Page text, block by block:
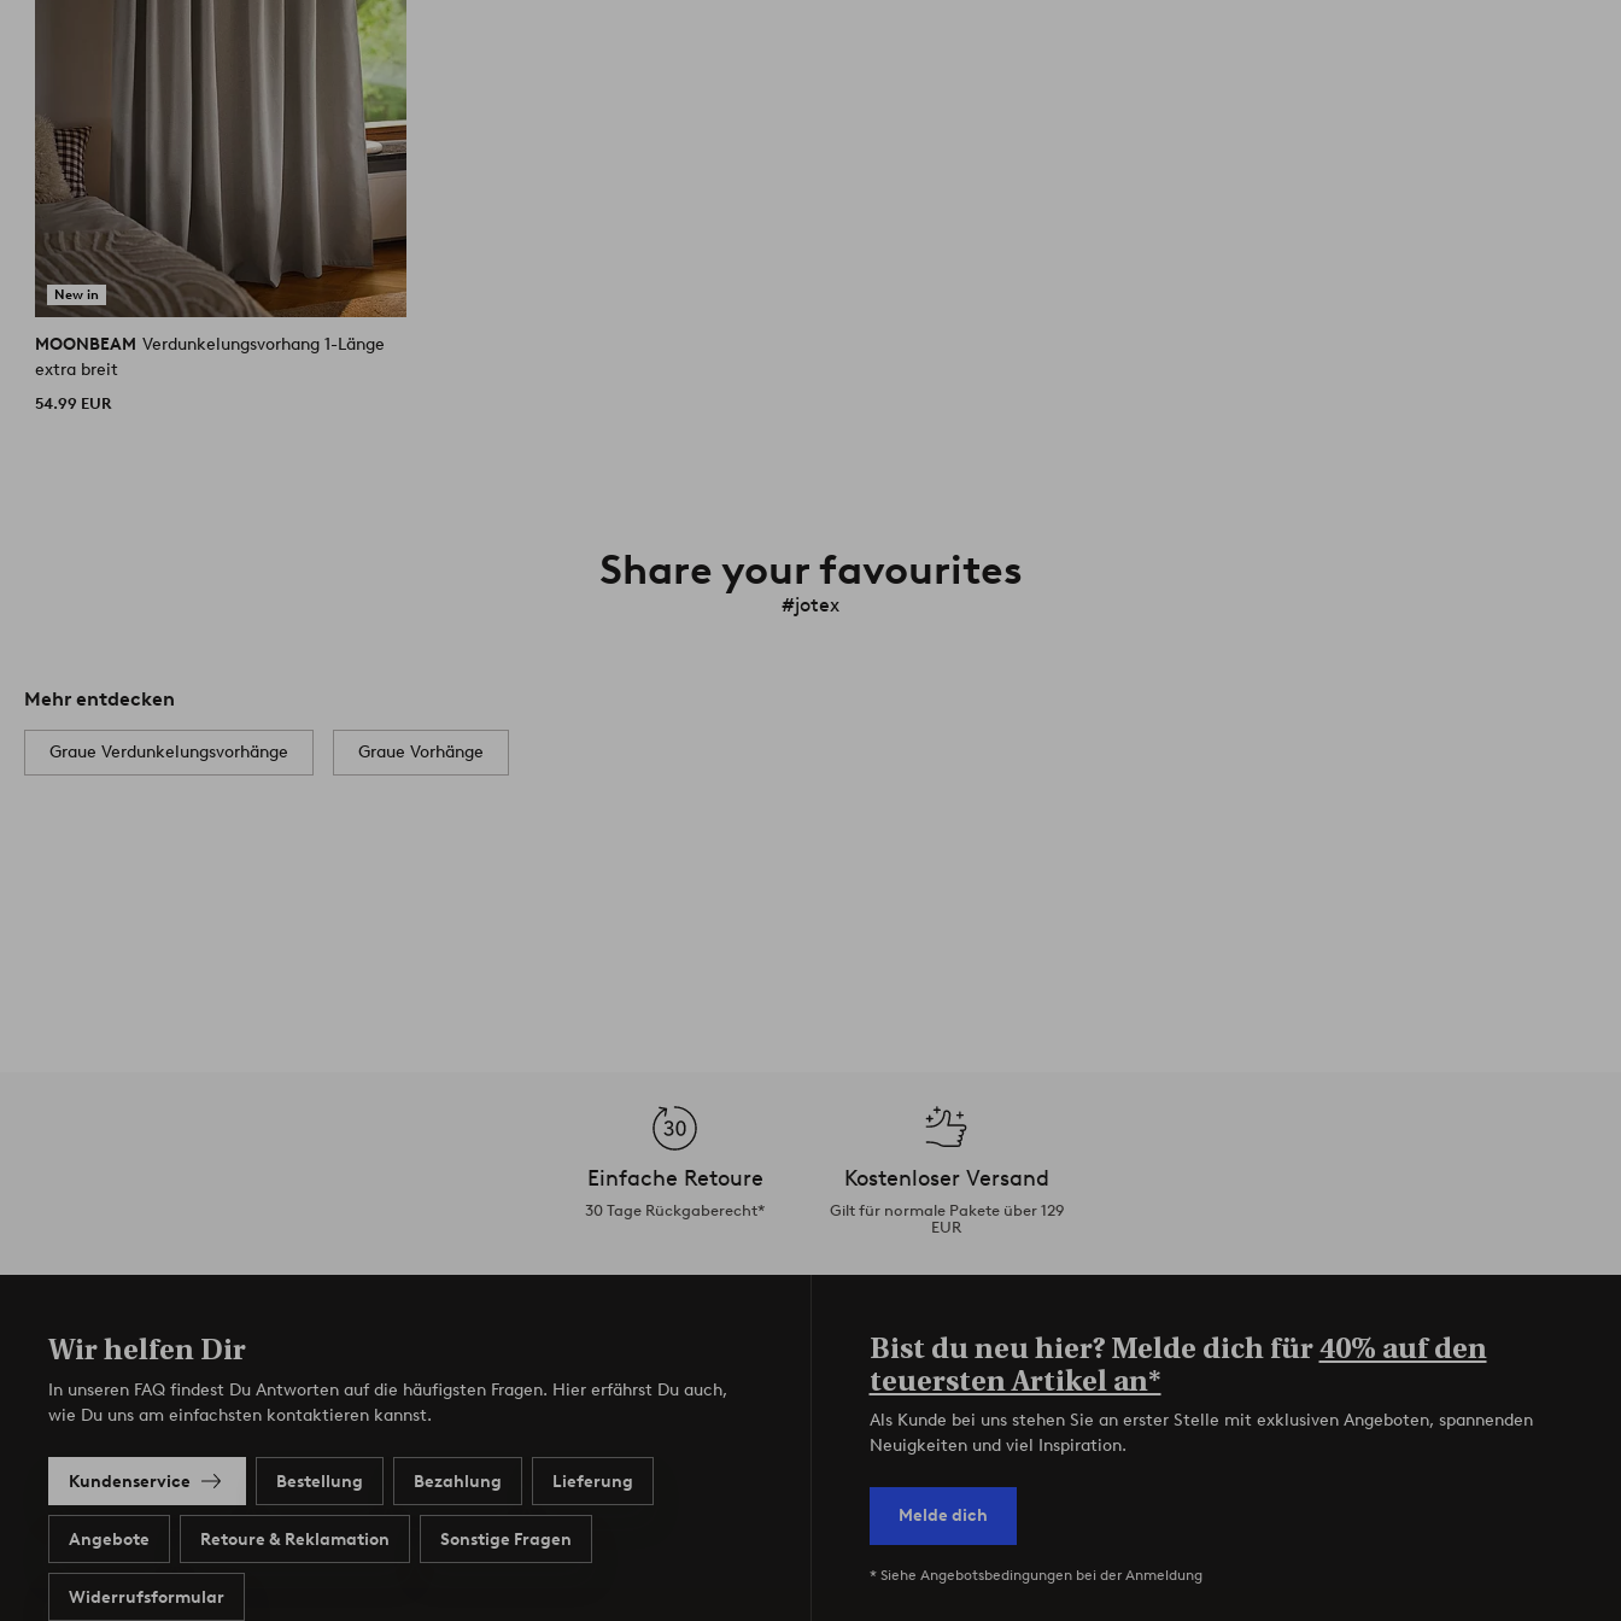
New in
MOONBEAM Verdunkelungsvorhang 1-Länge
extra breit
54.99 EUR
Share your favourites
#jotex
Mehr entdecken
Graue Verdunkelungsvorhänge Graue Vorhänge
Einfache Retoure
30 Tage Rückgaberecht*
Kostenloser Versand
Gilt für normale Pakete über 129
EUR
Wir helfen Dir
In unseren FAQ findest Du Antworten auf die häufigsten Fragen. Hier erfährst Du auch,
wie Du uns am einfachsten kontaktieren kannst.
Kundenservice Bestellung Bezahlung Lieferung
Angebote Retoure & Reklamation Sonstige Fragen
Widerrufsformular
Bist du neu hier? Melde dich für40% auf den
teuersten Artikel an*
Als Kunde bei uns stehen Sie an erster Stelle mit exklusiven Angeboten, spannenden
Neuigkeiten und viel Inspiration.
Melde dich
* Siehe Angebotsbedingungen bei der Anmeldung